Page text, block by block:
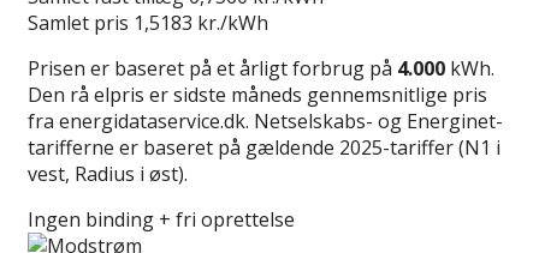
Samlet pris 1,5183 kr./kWh
Prisen er baseret på et årligt forbrug på 4.000 kWh.
Den rå elpris er sidste måneds gennemsnitlige pris
fra energidataservice.dk. Netselskabs- og Energinet-
tarifferne er baseret på gældende 2025-tariffer (N1 i
vest, Radius i øst).
Ingen binding + fri oprettelse